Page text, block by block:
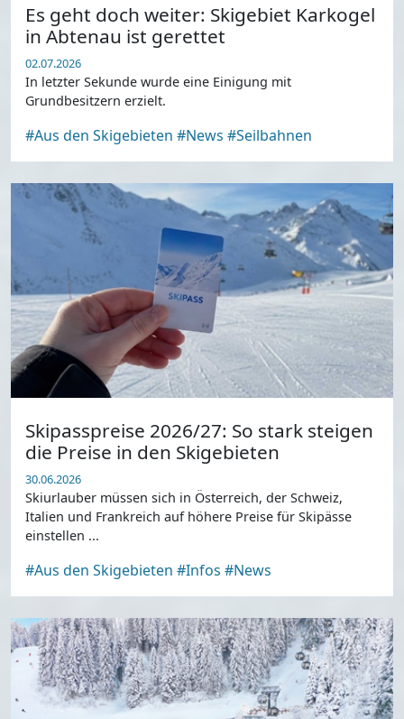
Es geht doch weiter: Skigebiet Karkogel
in Abtenau ist gerettet
02.07.2026
In letzter Sekunde wurde eine Einigung mit
Grundbesitzern erzielt.
#Aus den Skigebieten #News #Seilbahnen
Skipasspreise 2026/27: So stark steigen
die Preise in den Skigebieten
30.06.2026
Skiurlauber müssen sich in Österreich, der Schweiz,
Italien und Frankreich auf höhere Preise für Skipässe
einstellen ...
#Aus den Skigebieten #Infos #News